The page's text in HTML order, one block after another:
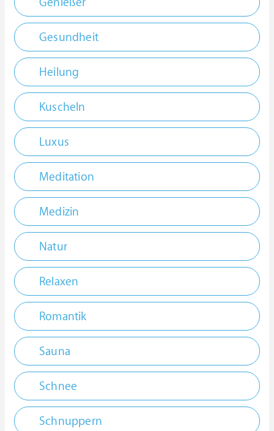
Gesundheit
Heilung
Kuscheln
Luxus
Meditation
Medizin
Natur
Relaxen
Romantik
Sauna
Schnee
Schnuppern